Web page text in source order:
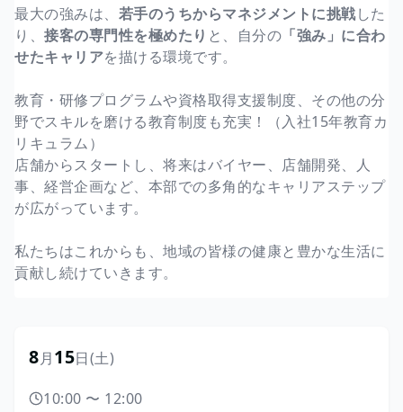
最大の強みは、 若手のうちからマネジメントに挑戦した
り、 接客の専門性を極めたり と、自分の 「強み」に合わ
せたキャリアを描ける環境です。
教育・研修プログラムや資格取得支援制度、その他の分
野でスキルを磨ける教育制度も充実！（入社15年教育カ
リキュラム）
店舗からスタートし、将来はバイヤー、店舗開発、人
事、経営企画など、本部での多角的なキャリアステップ
が広がっています。
私たちはこれからも、地域の皆様の健康と豊かな生活に
貢献し続けていきます。
8月15日(土)
10:00 〜 12:00